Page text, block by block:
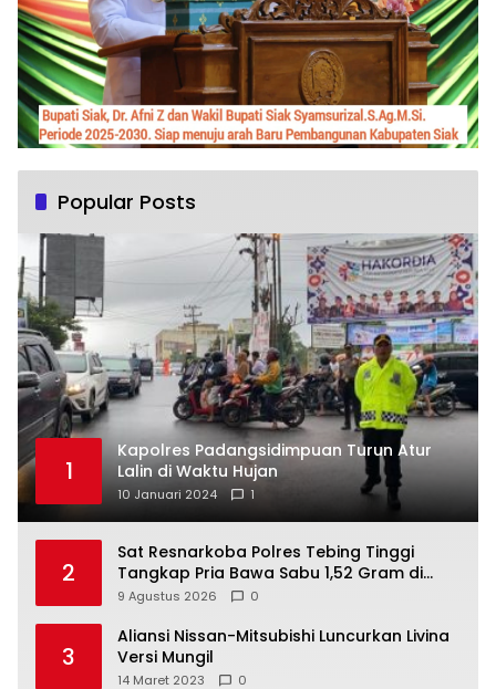
Popular Posts
1
Kapolres Padangsidimpuan Turun Atur
Lalin di Waktu Hujan
10 Januari 2024 1
2
Sat Resnarkoba Polres Tebing Tinggi
Tangkap Pria Bawa Sabu 1,52 Gram di
Bajenis
9 Agustus 2026 0
3
Aliansi Nissan-Mitsubishi Luncurkan Livina
Versi Mungil
14 Maret 2023 0